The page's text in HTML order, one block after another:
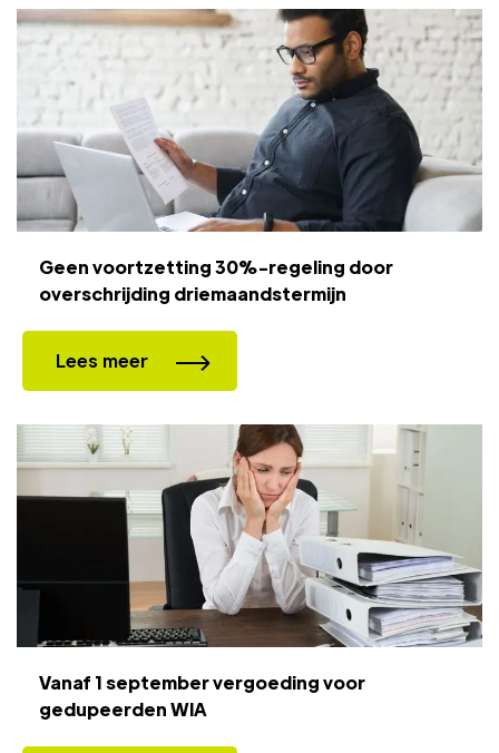
Geen voortzetting 30%-regeling door
overschrijding driemaandstermijn
Lees meer
Vanaf 1 september vergoeding voor
gedupeerden WIA